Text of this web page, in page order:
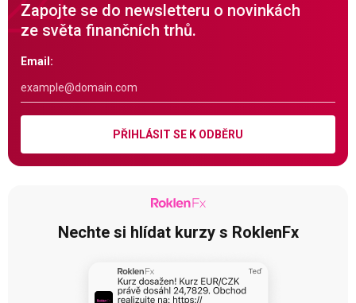
Zapojte se do newsletteru o novinkách
ze světa finančních trhů.
Email:
PŘIHLÁSIT SE K ODBĚRU
Nechte si hlídat kurzy s RoklenFx